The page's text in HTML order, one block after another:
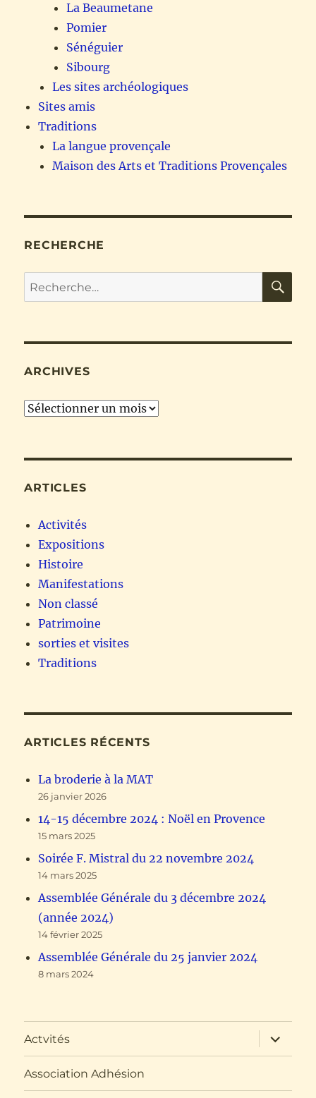
La Beaumetane
Pomier
Sénéguier
Sibourg
Les sites archéologiques
Sites amis
Traditions
La langue provençale
Maison des Arts et Traditions Provençales
RECHERCHE
Recherche
pour :
ARCHIVES
Archives
ARTICLES
Activités
Expositions
Histoire
Manifestations
Non classé
Patrimoine
sorties et visites
Traditions
ARTICLES RÉCENTS
La broderie à la MAT
26 janvier 2026
14-15 décembre 2024 : Noël en Provence
15 mars 2025
Soirée F. Mistral du 22 novembre 2024
14 mars 2025
Assemblée Générale du 3 décembre 2024
(année 2024)
14 février 2025
Assemblée Générale du 25 janvier 2024
8 mars 2024
Actvités
ouvrir
le
sous-
Association Adhésion